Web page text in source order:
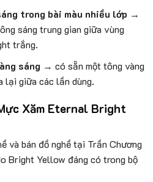
trong bài màu nhiều lớp →
sáng trung gian giữa vùng
trắng.
sáng → có sẵn một tông vàng
lại giữa các lần dùng.
Xăm Eternal Bright
và bán đồ nghề tại Trần Chương
Bright Yellow đáng có trong bộ